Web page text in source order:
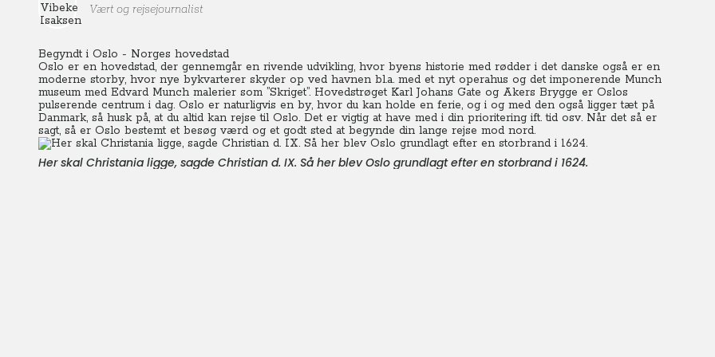
Vært og rejsejournalist
Begyndt i Oslo - Norges hovedstad
Oslo er en hovedstad, der gennemgår en rivende udvikling, hvor byens historie med rødder i det danske også er en
moderne storby, hvor nye bykvarterer skyder op ved havnen bl.a. med et nyt operahus og det imponerende Munch
museum med Edvard Munch malerier som ”Skriget”. Hovedstrøget Karl Johans Gate og Akers Brygge er Oslos
pulserende centrum i dag. Oslo er naturligvis en by, hvor du kan holde en ferie, og i og med den også ligger tæt på
Danmark, så husk på, at du altid kan rejse til Oslo. Det er vigtig at have med i din prioritering ift. tid osv. Når det så er
sagt, så er Oslo bestemt et besøg værd og et godt sted at begynde din lange rejse mod nord.
Her skal Christania ligge, sagde Christian d. IX. Så her blev Oslo grundlagt efter en storbrand i 1624.